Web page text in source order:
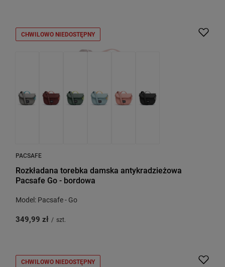
CHWILOWO NIEDOSTĘPNY
PACSAFE
Rozkładana torebka damska antykradzieżowa
Pacsafe Go - bordowa
Model: Pacsafe - Go
349,99 zł / szt.
CHWILOWO NIEDOSTĘPNY